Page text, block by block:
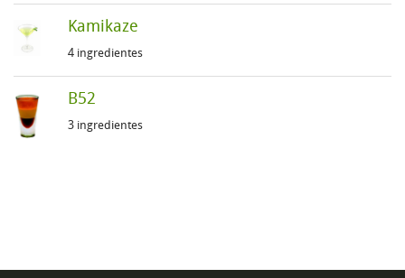
Kamikaze
4 ingredientes
B52
3 ingredientes